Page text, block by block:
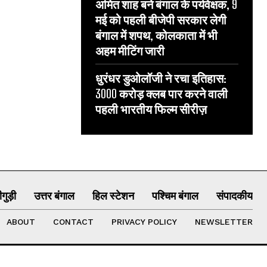
अमित शाह बने बंगाल के पर्यवेक्षक, 9
मई को पहली बीजेपी सरकार लेगी
बंगाल में शपथ, कोलकाता में भी
अहम मीटिंग जारी
धुरंधर डुओलॉजी ने रचा इतिहास:
3000 करोड़ क्लब पार करने वाली
पहली भारतीय फिल्म सीरीज़
उत्तर बंगाल हिल स्टेशन पश्चिम बंगाल संपादकीय
ABOUT CONTACT PRIVACY POLICY NEWSLETTER